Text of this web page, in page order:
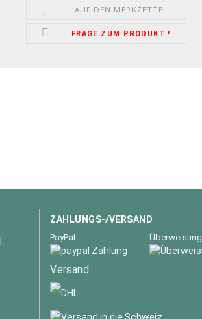
AUF DEN MERKZETTEL
FRAGE ZUM PRODUKT !
ZAHLUNGS-/VERSAND
PayPal Überweisung
Versand